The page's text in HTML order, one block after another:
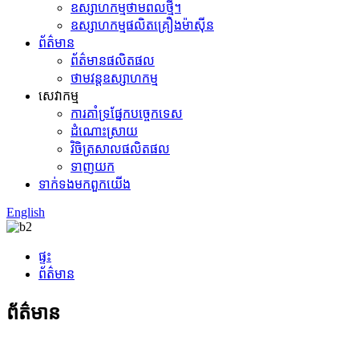
ឧស្សាហកម្មថាមពលថ្មី។
ឧស្សាហកម្មផលិតគ្រឿងម៉ាស៊ីន
ព័ត៌មាន
ព័ត៌មានផលិតផល
ថាមវន្តឧស្សាហកម្ម
សេវាកម្ម
ការ​គាំទ្រ​ផ្នែក​បច្ចេកទេស
ដំណោះស្រាយ
វិចិត្រសាលផលិតផល
ទាញយក
ទាក់ទង​មក​ពួក​យើង
English
ផ្ទះ
ព័ត៌មាន
ព័ត៌មាន